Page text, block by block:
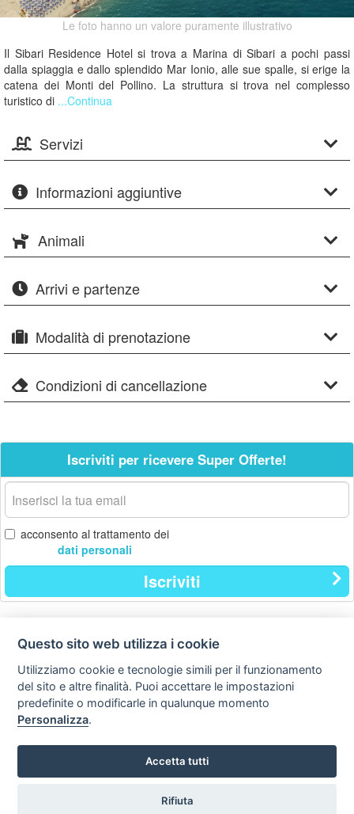
Le foto hanno un valore puramente illustrativo
Il Sibari Residence Hotel si trova a Marina di Sibari a pochi passi
dalla spiaggia e dallo splendido Mar Ionio, alle sue spalle, si erige la
catena dei Monti del Pollino. La struttura si trova nel complesso
turistico di ...Continua
Servizi
Informazioni aggiuntive
Animali
Arrivi e partenze
Modalità di prenotazione
Condizioni di cancellazione
Iscriviti per ricevere Super Offerte!
La
tua
email
acconsento al trattamento dei
dati personali
Iscriviti
Contatti
Privacy
Preferenze cookie
Hello Vacanze S.r.L.
Partita IVA / Codice Fiscale 02257690442
Questo sito web utilizza i cookie
Utilizziamo cookie e tecnologie simili per il funzionamento
del sito e altre finalità. Puoi accettare le impostazioni
predefinite o modificarle in qualunque momento
Personalizza.
Accetta tutti
Rifiuta